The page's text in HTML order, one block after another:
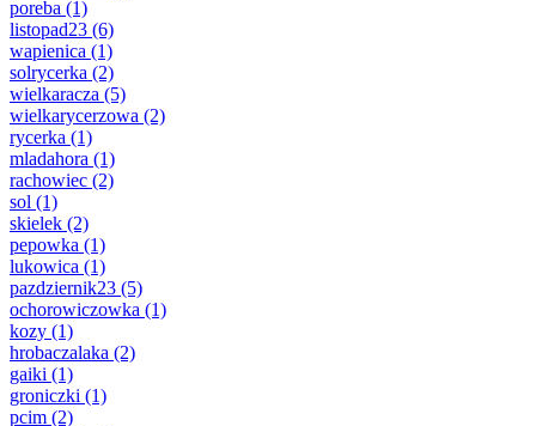
poreba (1)
listopad23 (6)
wapienica (1)
solrycerka (2)
wielkaracza (5)
wielkarycerzowa (2)
rycerka (1)
mladahora (1)
rachowiec (2)
sol (1)
skielek (2)
pepowka (1)
lukowica (1)
pazdziernik23 (5)
ochorowiczowka (1)
kozy (1)
hrobaczalaka (2)
gaiki (1)
groniczki (1)
pcim (2)